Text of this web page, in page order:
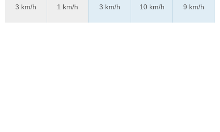
3 km/h
1 km/h
3 km/h
10 km/h
9 km/h